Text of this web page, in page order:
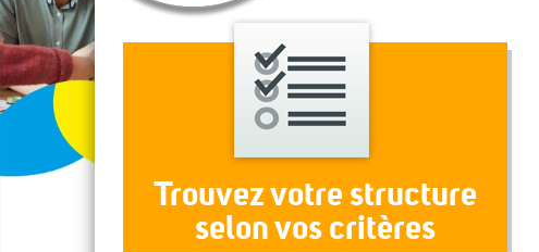
Trouvez votre structure
selon vos critères